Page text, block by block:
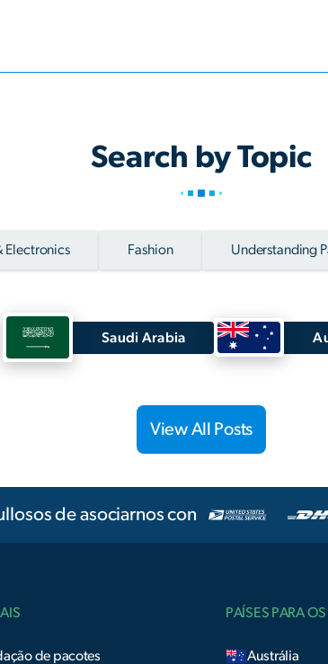
Search by Topic
Electronics Fashion Understanding
Saudi Arabia
View All Posts
de asociarnos con
de pacotes
PAÍSES PARA
Austrália